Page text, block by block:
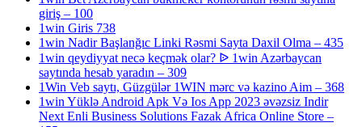
giriş – 100
1win Giris 738
1win Nadir Başlanğıc Linki Rəsmi Sayta Daxil Olma – 435
1win qeydiyyat necə keçmək olar? ᐉ 1win Azərbaycan
saytında hesab yaradın – 309
1Win Veb saytı, Güzgülər 1WIN mərc və kazino Aim – 368
1win Yüklə Android Apk Və Ios App 2023 əvəzsiz Indir
Next Enli Business Solutions Fazak Africa Online Store –